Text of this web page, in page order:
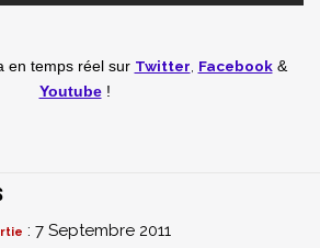
en temps réel sur Twitter Facebook&
Youtube!
: 7 Septembre 2011